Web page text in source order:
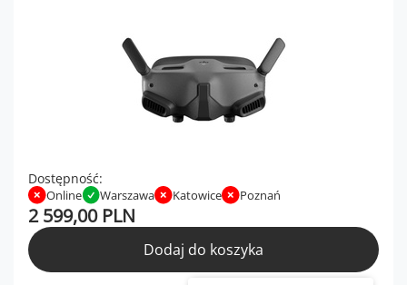
Dostępność:
Online Warszawa Katowice Poznań
2 599,00 PLN
Dodaj do koszyka